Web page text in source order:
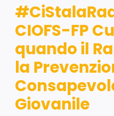
CIOFS-FP
quando il
la
Giovanile